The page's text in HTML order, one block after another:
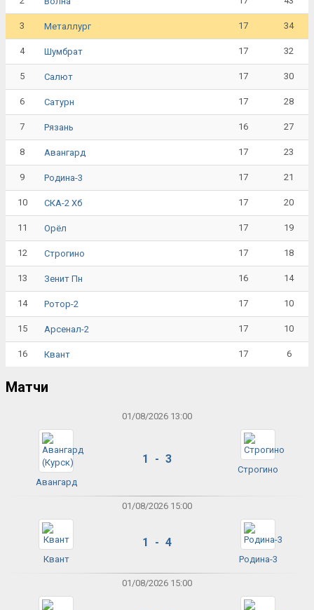
3 Металлург 17 34
4 Шумбрат 17 32
5 Салют 17 30
6 Сатурн 17 28
7 Рязань 16 27
8 Авангард 17 23
9 Родина-3 17 21
10 СКА-2 Хб 17 20
11 Орёл 17 19
12 Строгино 17 18
13 Зенит Пн 16 14
14 Ротор-2 17 10
15 Арсенал-2 17 10
16 Квант 17 6
Матчи
01/08/2026 13:00
Авангард
1 - 3
Строгино
01/08/2026 15:00
Квант
1 - 4
Родина-3
01/08/2026 15:00